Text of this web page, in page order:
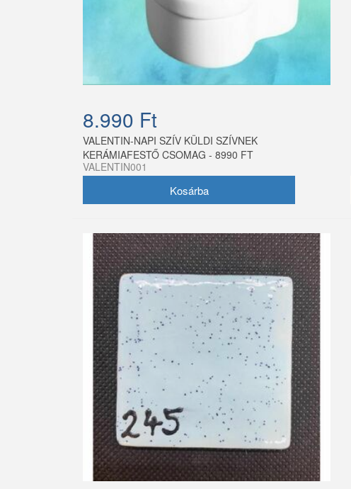
8.990 Ft
VALENTIN-NAPI SZÍV KÜLDI SZÍVNEK
KERÁMIAFESTŐ CSOMAG - 8990 FT
VALENTIN001